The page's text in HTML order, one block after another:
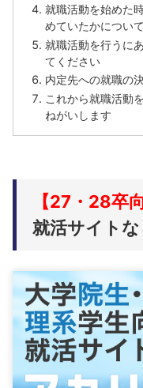
就職活動を始めた
めていたかについ
就職活動を行うに
てください
内定先への就職の
これから就職活動
ねがいします
【27・28卒
就活サイト